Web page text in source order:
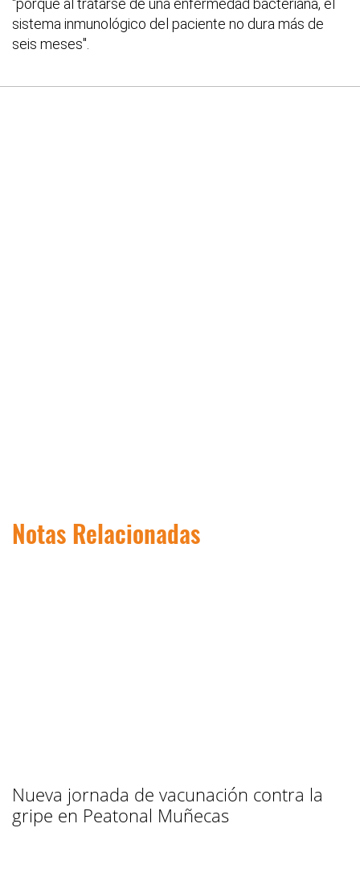
"porque al tratarse de una enfermedad bacteriana, el
sistema inmunológico del paciente no dura más de
seis meses".
Notas Relacionadas
Nueva jornada de vacunación contra la
gripe en Peatonal Muñecas